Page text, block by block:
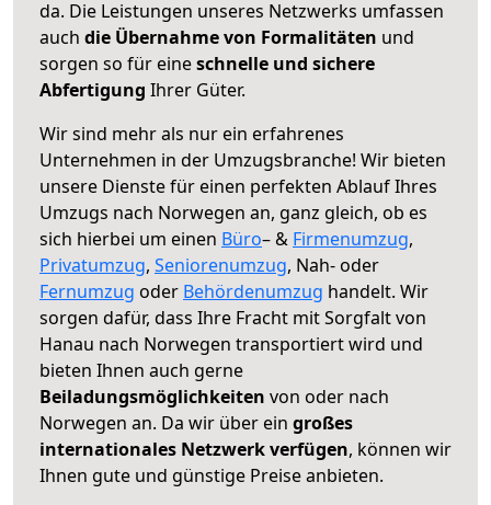
da. Die Leistungen unseres Netzwerks umfassen
auch die Übernahme von Formalitäten und
sorgen so für eineschnelle und sichere
Abfertigung Ihrer Güter.
Wir sind mehr als nur ein erfahrenes
Unternehmen in der Umzugsbranche! Wir bieten
unsere Dienste für einen perfekten Ablauf Ihres
Umzugs nach Norwegen an, ganz gleich, ob es
sich hierbei um einen Büro– & Firmenumzug,
Privatumzug, Seniorenumzug, Nah- oder
Fernumzug oder Behördenumzug handelt. Wir
sorgen dafür, dass Ihre Fracht mit Sorgfalt von
Hanau nach Norwegen transportiert wird und
bieten Ihnen auch gerne
Beiladungsmöglichkeiten von oder nach
Norwegen an. Da wir über ein großes
internationales Netzwerk verfügen, können wir
Ihnen gute und günstige Preise anbieten.